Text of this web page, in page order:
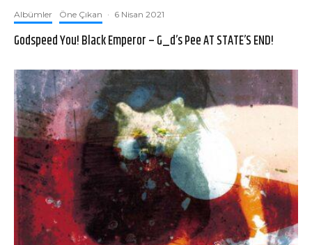
Albümler Öne Çıkan · 6 Nisan 2021
Godspeed You! Black Emperor – G_d’s Pee AT STATE’S END!